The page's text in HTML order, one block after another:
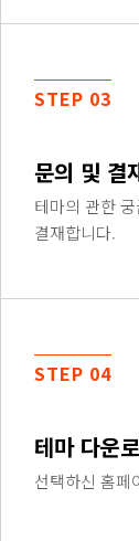
STEP 03
문의 및 결
테마의 관한
결재합니다.
STEP 04
테마 다운
선택하신 홈페